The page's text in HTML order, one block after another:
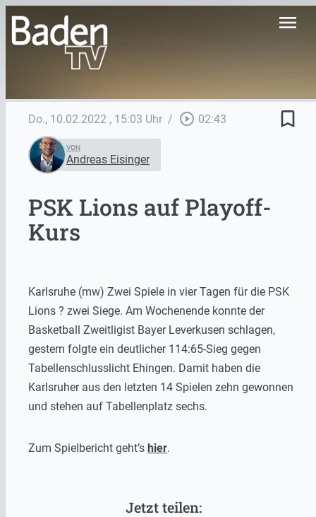
menu
Do., 10.02.2022 , 15:03 Uhr / play_circle_outline 02:43 bookmark_border
VON
Andreas Eisinger
PSK Lions auf Playoff-
Kurs
Karlsruhe (mw) Zwei Spiele in vier Tagen für die PSK
Lions ? zwei Siege. Am Wochenende konnte der
Basketball Zweitligist Bayer Leverkusen schlagen,
gestern folgte ein deutlicher 114:65-Sieg gegen
Tabellenschlusslicht Ehingen. Damit haben die
Karlsruher aus den letzten 14 Spielen zehn gewonnen
und stehen auf Tabellenplatz sechs.
Zum Spielbericht geht’s hier.